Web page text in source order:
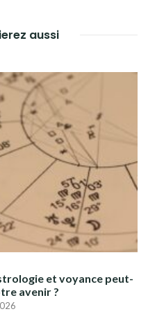
aussi
et voyance peut-
avenir ?